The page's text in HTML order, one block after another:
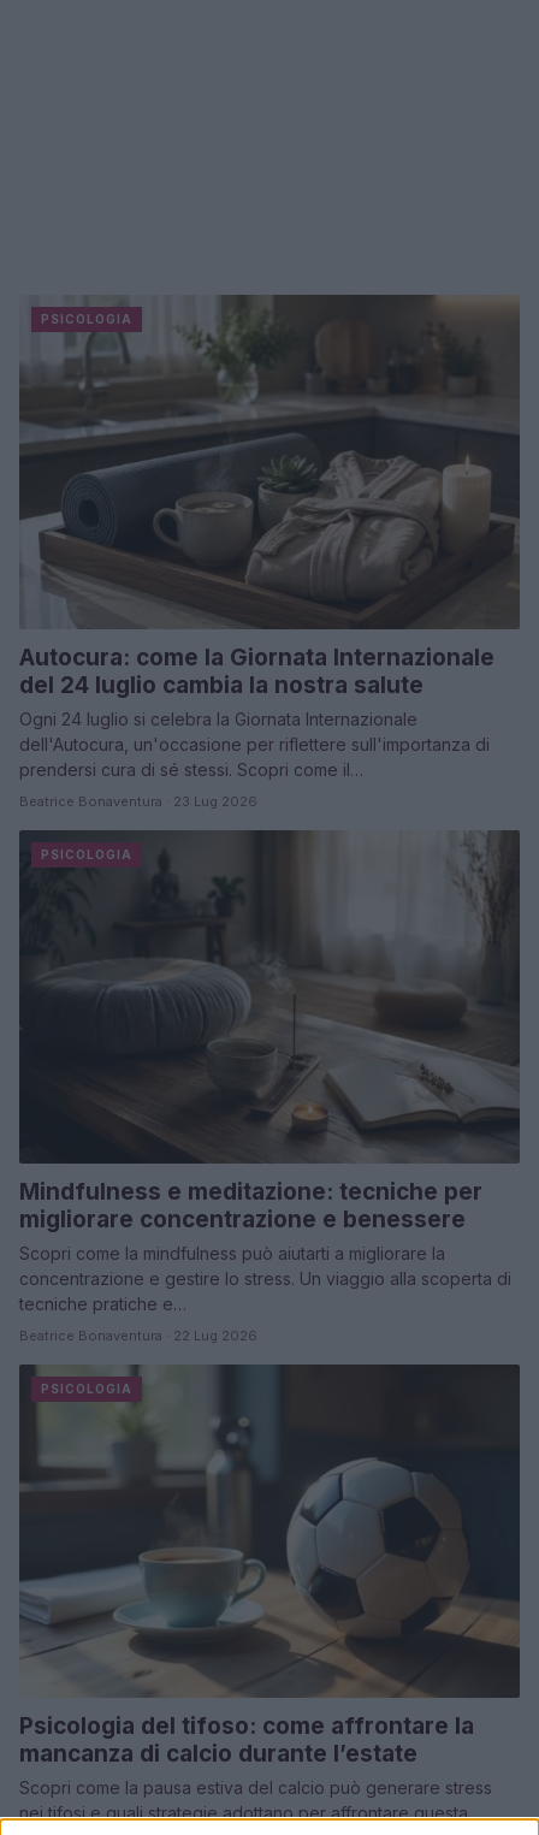
PSICOLOGIA
Autocura: come la Giornata Internazionale
del 24 luglio cambia la nostra salute
Ogni 24 luglio si celebra la Giornata Internazionale
dell'Autocura, un'occasione per riflettere sull'importanza di
prendersi cura di sé stessi. Scopri come il…
Beatrice Bonaventura · 23 Lug 2026
PSICOLOGIA
Mindfulness e meditazione: tecniche per
migliorare concentrazione e benessere
Scopri come la mindfulness può aiutarti a migliorare la
concentrazione e gestire lo stress. Un viaggio alla scoperta di
tecniche pratiche e…
Beatrice Bonaventura · 22 Lug 2026
PSICOLOGIA
Psicologia del tifoso: come affrontare la
mancanza di calcio durante l’estate
Scopri come la pausa estiva del calcio può generare stress
nei tifosi e quali strategie adottano per affrontare questa